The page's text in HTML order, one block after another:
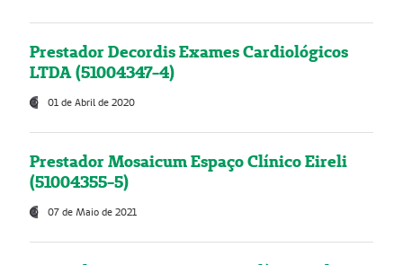
Prestador Decordis Exames Cardiológicos
LTDA (51004347-4)
01 de Abril de 2020
Prestador Mosaicum Espaço Clínico Eireli
(51004355-5)
07 de Maio de 2021